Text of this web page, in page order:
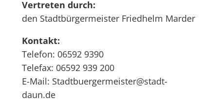
Vertreten durch:
den Stadtbürgermeister Friedhelm Marder
Kontakt:
Telefon: 06592 9390
Telefax: 06592 939 200
E-Mail: Stadtbuergermeister@stadt-
daun.de